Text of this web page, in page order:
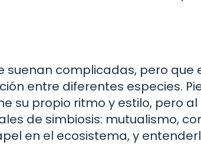
suenan complicadas, pero que
entre diferentes especies.
su propio ritmo y estilo, pero
de simbiosis: mutualismo,
en el ecosistema, y